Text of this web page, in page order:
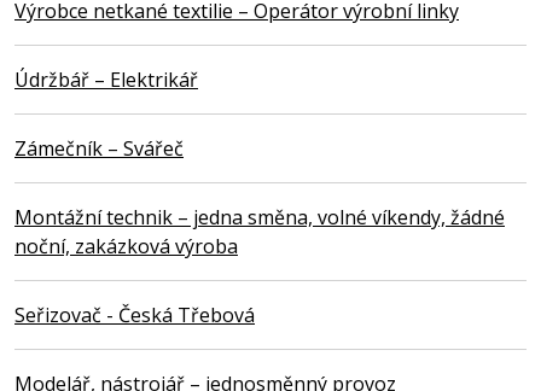
Výrobce netkané textilie – Operátor výrobní linky
Údržbář – Elektrikář
Zámečník – Svářeč
Montážní technik – jedna směna, volné víkendy, žádné
noční, zakázková výroba
Seřizovač - Česká Třebová
Modelář, nástrojář – jednosměnný provoz